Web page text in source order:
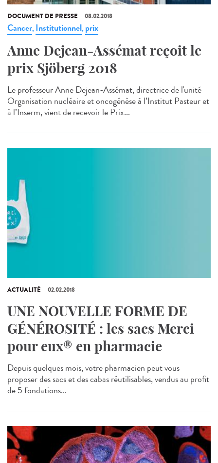
DOCUMENT DE PRESSE 08.02.2018
Cancer, Institutionnel, prix
Anne Dejean-Assémat reçoit le
prix Sjöberg 2018
Le professeur Anne Dejean-Assémat, directrice de l'unité
Organisation nucléaire et oncogénèse à l’Institut Pasteur et
à l’Inserm, vient de recevoir le Prix...
ACTUALITÉ 02.02.2018
UNE NOUVELLE FORME DE
GÉNÉROSITÉ : les sacs Merci
pour eux® en pharmacie
Depuis quelques mois, votre pharmacien peut vous
proposer des sacs et des cabas réutilisables, vendus au profit
de 5 fondations...